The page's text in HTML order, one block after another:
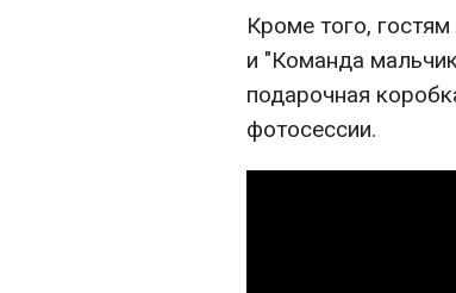
Кроме того,
и "Команда
подарочная
фотосессии.